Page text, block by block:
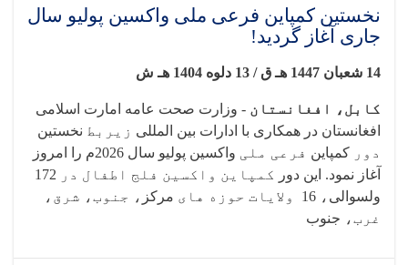
نخستین کمپاین فرعی ملی واکسین پولیو سال
جاری آغاز گردید!
14 شعبان 1447 هـ ق / 13 دلوه 1404 هـ ش
کابل، افغانستان - وزارت صحت عامه امارت اسلامی
افغانستان در همکاری با ادارات بین المللی زیربط نخستین
دور کمپاین فرعی ملی
واکسین پولیو سال 2026م را امروز
آغاز نمود. این دور
کمپاین واکسین فلج اطفال در 172
ولسوالی ، 16 ولایات حوزه های مرکز ، جنوب، شرق،
غرب، جنوب